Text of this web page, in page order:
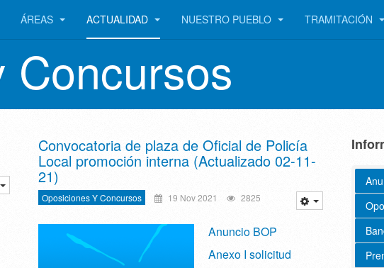
ÁREAS ACTUALIDAD NUESTRO PUEBLO TRAMITACIÓN
Concursos
Convocatoria de plaza de Oficial de Policía
Local promoción interna (Actualizado 02-11-
21)
Oposiciones Y Concursos 19 Nov 2021 2825
Anuncio BOP
Anexo I solicitud